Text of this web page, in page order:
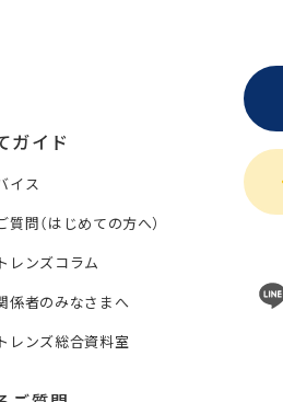
ガイド
イス
質問（はじめての方へ）
レンズコラム
係者のみなさまへ
レンズ総合資料室